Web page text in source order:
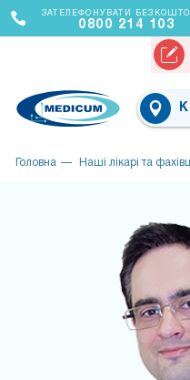
ЗАТЕЛЕФОНУВАТИ
0800 214 103
Головна Наші лікарі та